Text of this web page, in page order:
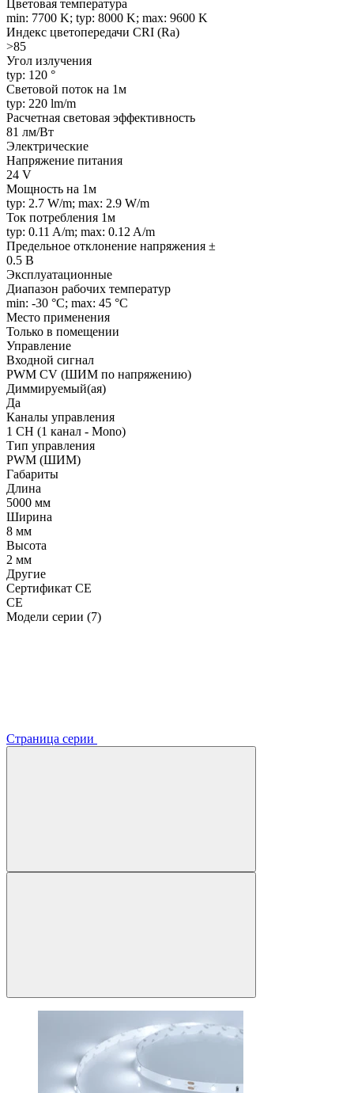
Цветовая температура
min: 7700 K; typ: 8000 K; max: 9600 K
Индекс цветопередачи CRI (Ra)
>85
Угол излучения
typ: 120 °
Световой поток на 1м
typ: 220 lm/m
Расчетная световая эффективность
81 лм/Вт
Электрические
Напряжение питания
24 V
Мощность на 1м
typ: 2.7 W/m; max: 2.9 W/m
Ток потребления 1м
typ: 0.11 A/m; max: 0.12 A/m
Предельное отклонение напряжения ±
0.5 В
Эксплуатационные
Диапазон рабочих температур
min: -30 °C; max: 45 °C
Место применения
Только в помещении
Управление
Входной сигнал
PWM СV (ШИМ по напряжению)
Диммируемый(ая)
Да
Каналы управления
1 CH (1 канал - Mono)
Тип управления
PWM (ШИМ)
Габариты
Длина
5000 мм
Ширина
8 мм
Высота
2 мм
Другие
Сертификат CE
CE
Модели серии (7)
Страница серии